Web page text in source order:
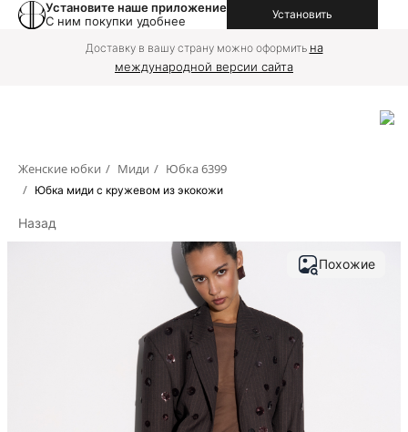
Установите наше приложение
С ним покупки удобнее
Установить
Доставку в вашу страну можно оформить на
международной версии сайта
Женские юбки / Миди / Юбка 6399
/ Юбка миди с кружевом из экокожи
Назад
Похожие